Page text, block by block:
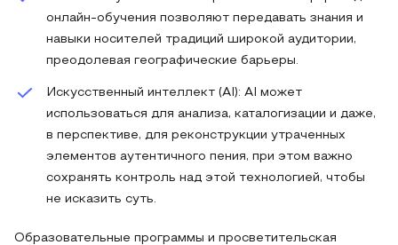
онлайн-обучения позволяют передавать знания и
навыки носителей традиций широкой аудитории,
преодолевая географические барьеры.
Искусственный интеллект (AI): AI может
использоваться для анализа, каталогизации и даже,
в перспективе, для реконструкции утраченных
элементов аутентичного пения, при этом важно
сохранять контроль над этой технологией, чтобы
не исказить суть.
Образовательные программы и просветительская